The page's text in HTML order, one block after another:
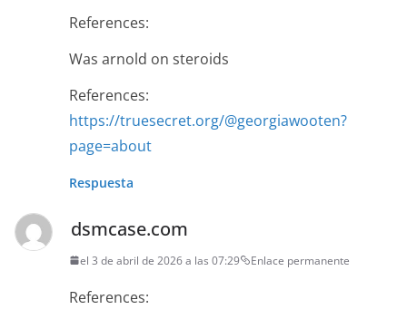
References:
Was arnold on steroids
References:
https://truesecret.org/@georgiawooten?
page=about
Respuesta
dsmcase.com
el 3 de abril de 2026 a las 07:29 Enlace permanente
References: